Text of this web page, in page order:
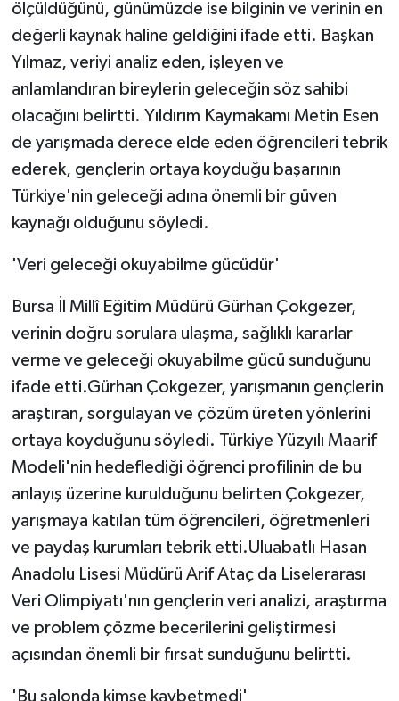
ölçüldüğünü, günümüzde ise bilginin ve verinin en
değerli kaynak haline geldiğini ifade etti. Başkan
Yılmaz, veriyi analiz eden, işleyen ve
anlamlandıran bireylerin geleceğin söz sahibi
olacağını belirtti. Yıldırım Kaymakamı Metin Esen
de yarışmada derece elde eden öğrencileri tebrik
ederek, gençlerin ortaya koyduğu başarının
Türkiye'nin geleceği adına önemli bir güven
kaynağı olduğunu söyledi.
'Veri geleceği okuyabilme gücüdür'
Bursa İl Millî Eğitim Müdürü Gürhan Çokgezer,
verinin doğru sorulara ulaşma, sağlıklı kararlar
verme ve geleceği okuyabilme gücü sunduğunu
ifade etti.Gürhan Çokgezer, yarışmanın gençlerin
araştıran, sorgulayan ve çözüm üreten yönlerini
ortaya koyduğunu söyledi. Türkiye Yüzyılı Maarif
Modeli'nin hedeflediği öğrenci profilinin de bu
anlayış üzerine kurulduğunu belirten Çokgezer,
yarışmaya katılan tüm öğrencileri, öğretmenleri
ve paydaş kurumları tebrik etti.Uluabatlı Hasan
Anadolu Lisesi Müdürü Arif Ataç da Liselerarası
Veri Olimpiyatı'nın gençlerin veri analizi, araştırma
ve problem çözme becerilerini geliştirmesi
açısından önemli bir fırsat sunduğunu belirtti.
'Bu salonda kimse kaybetmedi'